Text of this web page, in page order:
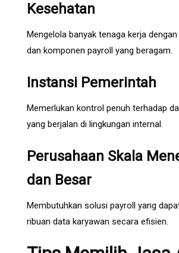
Kesehatan
Mengelola banyak tenaga kerja
dan komponen payroll yang beragam.
Instansi Pemerintah
Memerlukan kontrol penuh terhadap
yang berjalan di lingkungan internal.
Perusahaan Skala
dan Besar
Membutuhkan solusi payroll yang
ribuan data karyawan secara efisien.